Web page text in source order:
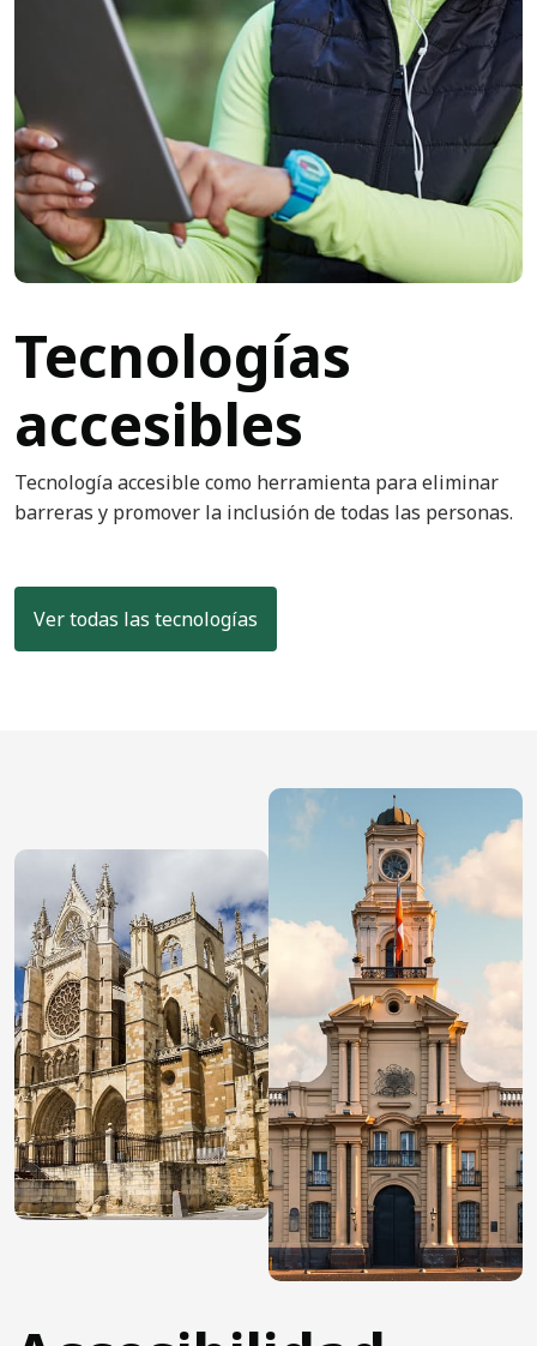
Tecnologías
accesibles
Tecnología accesible como herramienta para eliminar
barreras y promover la inclusión de todas las personas.
Ver todas las tecnologías